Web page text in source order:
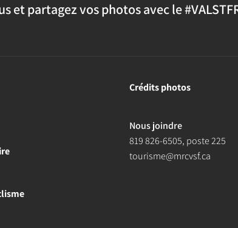
et partagez vos photos avec le
Crédits photos
Nous joindre
819 826-6505, poste 225
tourisme@mrcvsf.ca